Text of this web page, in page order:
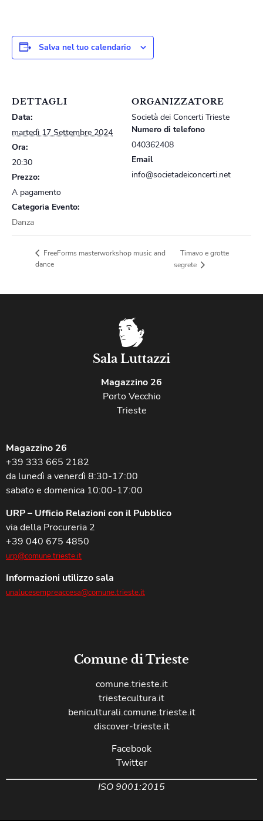
Salva nel tuo calendario
DETTAGLI
Data:
martedì 17 Settembre 2024
Ora:
20:30
Prezzo:
A pagamento
Categoria Evento:
Danza
ORGANIZZATORE
Società dei Concerti Trieste
Numero di telefono
040362408
Email
info@societadeiconcerti.net
FreeForms masterworkshop music and
dance
Timavo e grotte
segrete
Sala Luttazzi
Magazzino 26
Porto Vecchio
Trieste
Magazzino 26
+39 333 665 2182
da lunedì a venerdì 8:30-17:00
sabato e domenica 10:00-17:00
URP – Ufficio Relazioni con il Pubblico
via della Procureria 2
+39 040 675 4850
urp@comune.trieste.it
Informazioni utilizzo sala
unalucesempreaccesa@comune.trieste.it
Comune di Trieste
comune.trieste.it
triestecultura.it
beniculturali.comune.trieste.it
discover-trieste.it
Facebook
Twitter
ISO 9001:2015